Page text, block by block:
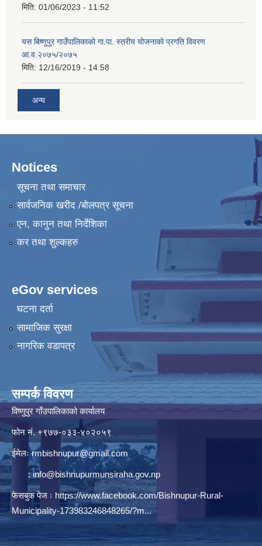
मिति: 01/06/2023 - 11:52
यस बिष्णुपुर गाउँपालिकाको गा.पा. स्तरीय योजनाको प्रगति विवरण
आ.व.२०७५/२०७५
मिति: 12/16/2019 - 14:58
अन्य
Notices
सूचना तथा समाचार
सार्वजनिक खरीद /बोलपत्र सूचना
एन, कानुन तथा निर्देशिका
कर तथा शुल्कहरु
eGov services
घटना दर्ता
सामाजिक सुरक्षा
नागरिक वडापत्र
सम्पर्क विवरण
विष्णुपुर गाँउपालिकाको कार्यालय
फोन नं. ‍‍+९७७-०३३-४०२०५९
ईमेलःrmbishnupur@gmail.com
:info@bishnupurmunsiraha.gov.np
फेसबुक पेज ः https://www.facebook.com/Bishnupur-Rural-
Municipality-173983246848265/?m...